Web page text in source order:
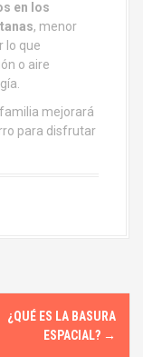
en los
, menor
lo que
o aire
mejorará
para disfrutar
¿QUÉ ES LA BASURA
ESPACIAL? →